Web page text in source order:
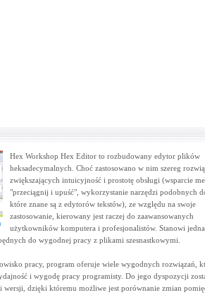
Hex Workshop Hex Editor to rozbudowany edytor plików
heksadecymalnych. Choć zastosowano w nim szereg
zwiększających intuicyjność i prostotę obsługi (wsparcie
"przeciągnij i upuść", wykorzystanie narzędzi podobnych
które znane są z edytorów tekstów), ze względu na swoje
zastosowanie, kierowany jest raczej do zaawansowanych
użytkowników komputera i profesjonalistów. Stanowi
do wygodnej pracy z plikami szesnastkowymi.
pracy, program oferuje wiele wygodnych rozwiązań,
i wygodę pracy programisty. Do jego dyspozycji
wersji, dzięki któremu możliwe jest porównanie zmian